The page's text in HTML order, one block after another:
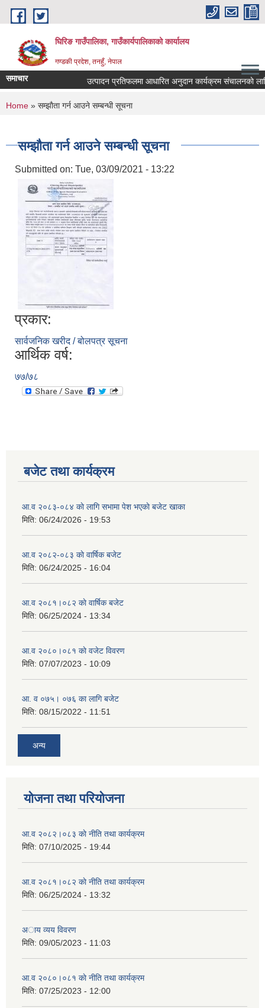
Skip to main content
घिरिङ गाउँपालिका, गाउँकार्यपालिकाको कार्यालय
गण्डकी प्रदेश, तनहुँ, नेपाल
समाचार उत्पादन प्रतिफलमा आधारित अनुदान कार्यक्रम संचालनकाे
You are here
Home » सम्झाैता गर्न आउने सम्बन्धी सूचना
सम्झाैता गर्न आउने सम्बन्धी सूचना
Submitted on: Tue, 03/09/2021 - 13:22
प्रकार:
सार्वजनिक खरीद / बोलपत्र सूचना
आर्थिक वर्ष:
७७/७८
बजेट तथा कार्यक्रम
आ.व २०८३-०८४ काे लागि सभामा पेश भएकाे बजेट खाका
मिति: 06/24/2026 - 19:53
आ.व २०८२-०८३ काे वार्षिक बजेट
मिति: 06/24/2025 - 16:04
आ.व २०८१।०८२ काे वार्षिक बजेट
मिति: 06/25/2024 - 13:34
आ.व २०८०।०८१ काे वजेट विवरण
मिति: 07/07/2023 - 10:09
आ. व ०७५। ०७६ का लागि बजेट
मिति: 08/15/2022 - 11:51
अन्य
योजना तथा परियोजना
आ.व २०८२।०८३ काे नीति तथा कार्यक्रम
मिति: 07/10/2025 - 19:44
आ.व २०८१।०८२ काे नीति तथा कार्यक्रम
मिति: 06/25/2024 - 13:32
अाय व्यय विवरण
मिति: 09/05/2023 - 11:03
आ.व २०८०।०८१ काे नीति तथा कार्यक्रम
मिति: 07/25/2023 - 12:00